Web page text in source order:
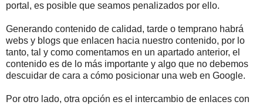
portal, es posible que seamos penalizados por ello.
Generando contenido de calidad, tarde o temprano habrá
webs y blogs que enlacen hacia nuestro contenido, por lo
tanto, tal y como comentamos en un apartado anterior, el
contenido es de lo más importante y algo que no debemos
descuidar de cara a cómo posicionar una web en Google.
Por otro lado, otra opción es el intercambio de enlaces con